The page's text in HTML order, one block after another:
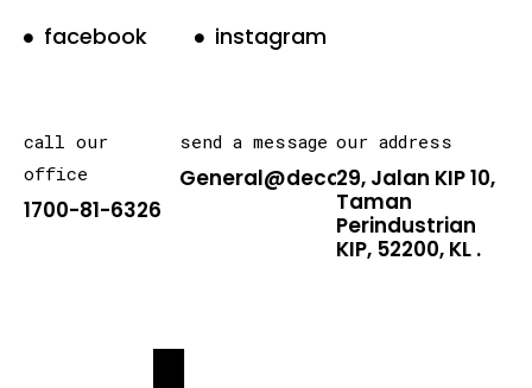
facebook instagram
call our
office
1700-81-6326
send a message
General@decarton.asia
our address
29, Jalan KIP 10,
Taman
Perindustrian
KIP, 52200, KL .